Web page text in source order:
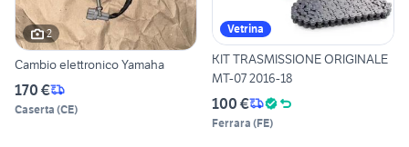
2
Cambio elettronico Yamaha
170 €
Caserta (CE)
Vetrina
KIT TRASMISSIONE ORIGINALE
MT-07 2016-18
100 €
Ferrara (FE)